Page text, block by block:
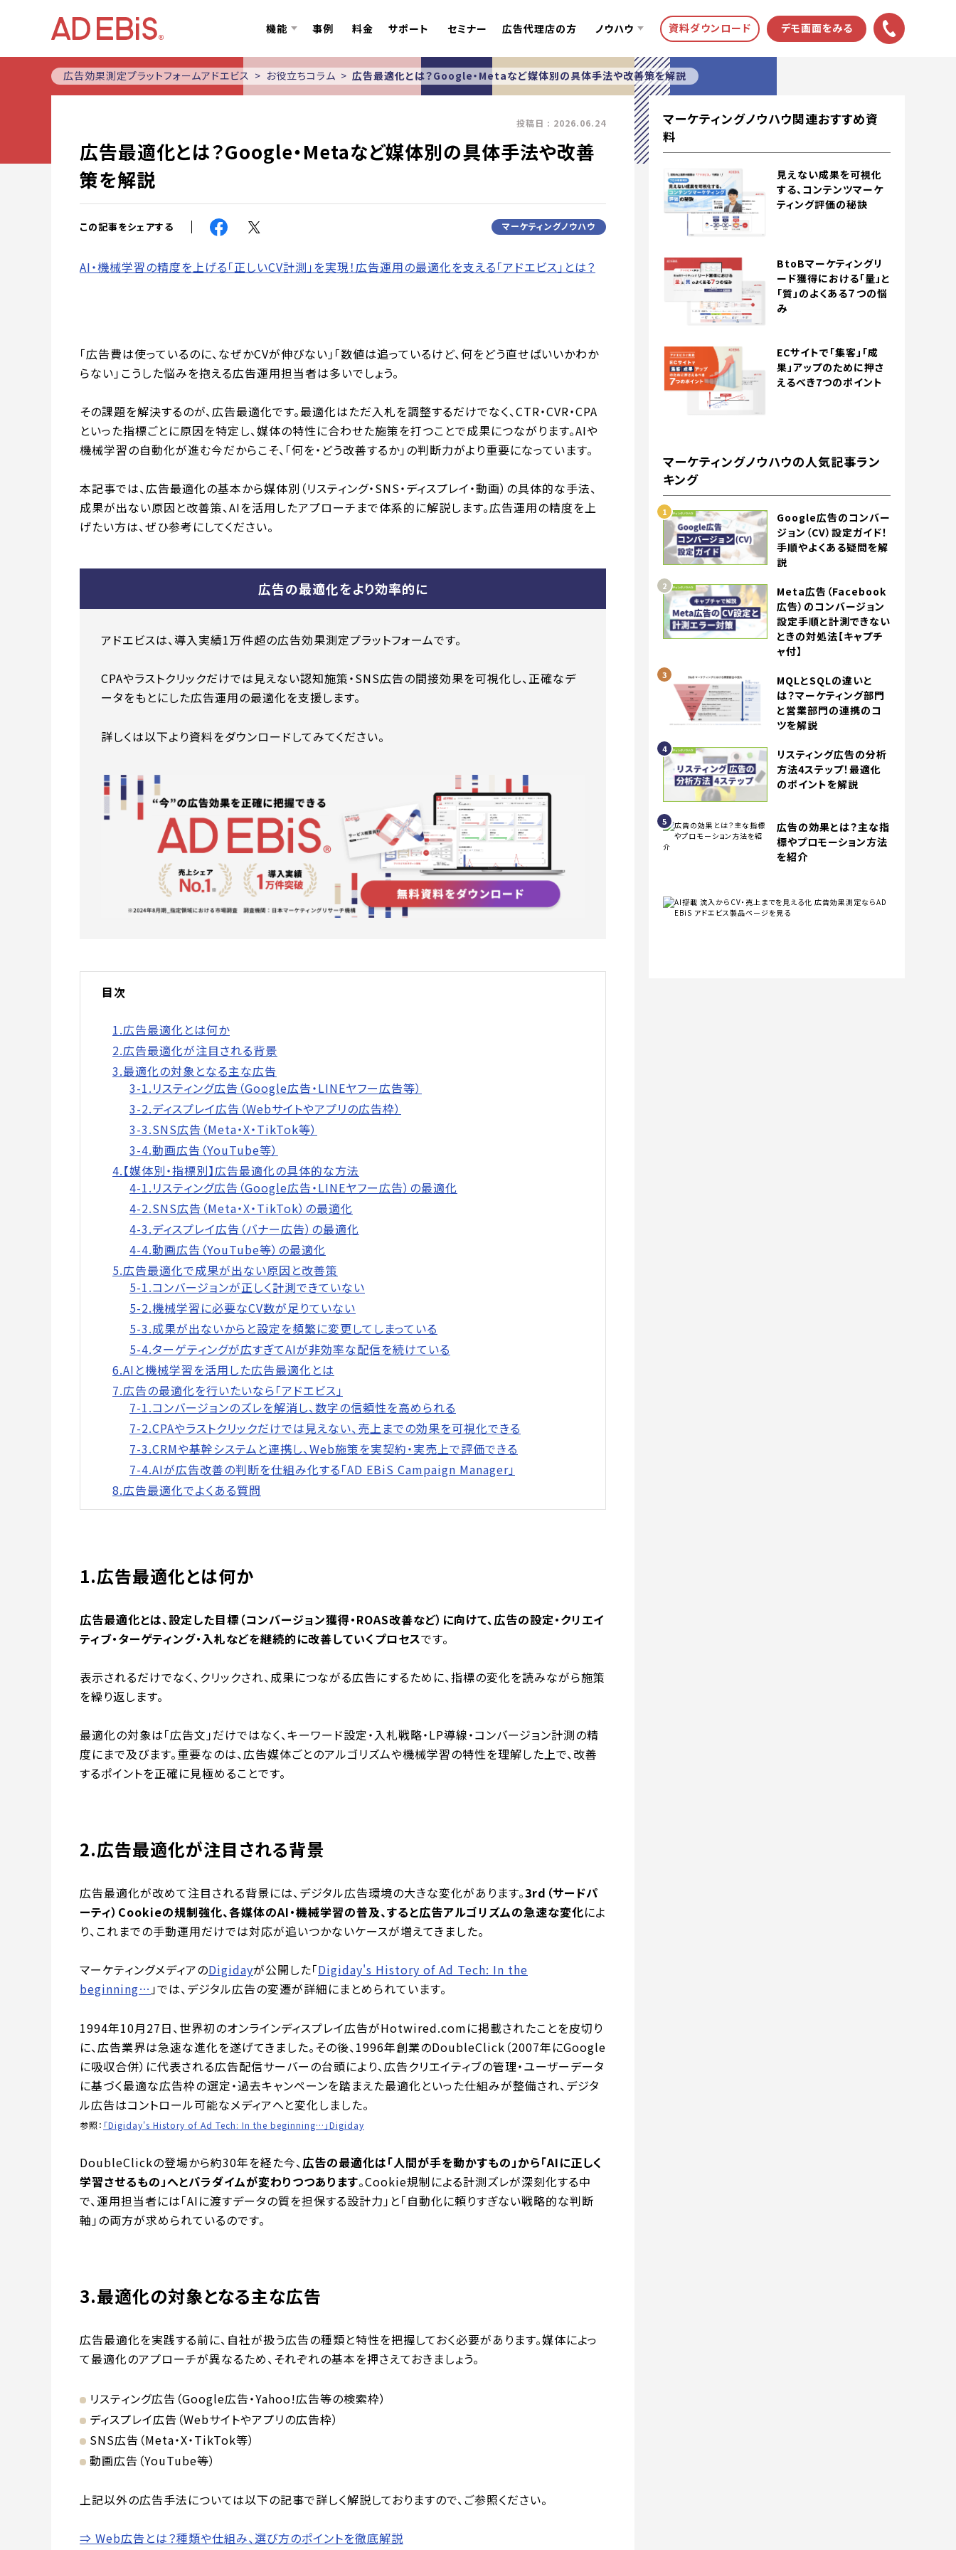
機能 事例 料金 サポート セミナー 広告代理店の方 ノウハウ 資料ダウンロード デモ画面をみる
広告効果測定プラットフォームアドエビス お役立ちコラム 広告最適化とは？Google・Metaなど媒体別の具体手法や改善策を解説
投稿日 : 2026.06.24
広告最適化とは？Google・Metaなど媒体別の具体手法や改善
策を解説
この記事をシェアする マーケティングノウハウ
AI・機械学習の精度を上げる「正しいCV計測」を実現！広告運用の最適化を支える「アドエビス」とは？
「広告費は使っているのに、なぜかCVが伸びない」「数値は追っているけど、何をどう直せばいいかわか
らない」――こうした悩みを抱える広告運用担当者は多いでしょう。
その課題を解決するのが、広告最適化です。最適化はただ入札を調整するだけでなく、CTR・CVR・CPA
といった指標ごとに原因を特定し、媒体の特性に合わせた施策を打つことで成果につながります。AIや
機械学習の自動化が進む今だからこそ、「何を・どう改善するか」の判断力がより重要になっています。
本記事では、広告最適化の基本から媒体別（リスティング・SNS・ディスプレイ・動画）の具体的な手法、
成果が出ない原因と改善策、AIを活用したアプローチまで体系的に解説します。広告運用の精度を上
げたい方は、ぜひ参考にしてください。
広告の最適化をより効率的に
アドエビスは、導入実績1万件超の広告効果測定プラットフォームです。
CPAやラストクリックだけでは見えない認知施策・SNS広告の間接効果を可視化し、正確なデ
ータをもとにした広告運用の最適化を支援します。
詳しくは以下より資料をダウンロードしてみてください。
目次
1.広告最適化とは何か
2.広告最適化が注目される背景
3.最適化の対象となる主な広告
3-1.リスティング広告（Google広告・LINEヤフー広告等）
3-2.ディスプレイ広告（Webサイトやアプリの広告枠）
3-3.SNS広告（Meta・X・TikTok等）
3-4.動画広告（YouTube等）
4.【媒体別・指標別】広告最適化の具体的な方法
4-1.リスティング広告（Google広告・LINEヤフー広告）の最適化
4-2.SNS広告（Meta・X・TikTok）の最適化
4-3.ディスプレイ広告（バナー広告）の最適化
4-4.動画広告（YouTube等）の最適化
5.広告最適化で成果が出ない原因と改善策
5-1.コンバージョンが正しく計測できていない
5-2.機械学習に必要なCV数が足りていない
5-3.成果が出ないからと設定を頻繁に変更してしまっている
5-4.ターゲティングが広すぎてAIが非効率な配信を続けている
6.AIと機械学習を活用した広告最適化とは
7.広告の最適化を行いたいなら「アドエビス」
7-1.コンバージョンのズレを解消し、数字の信頼性を高められる
7-2.CPAやラストクリックだけでは見えない、売上までの効果を可視化できる
7-3.CRMや基幹システムと連携し、Web施策を実契約・実売上で評価できる
7-4.AIが広告改善の判断を仕組み化する「AD EBiS Campaign Manager」
8.広告最適化でよくある質問
1.広告最適化とは何か
広告最適化とは、設定した目標（コンバージョン獲得・ROAS改善など）に向けて、広告の設定・クリエイ
ティブ・ターゲティング・入札などを継続的に改善していくプロセスです。
表示されるだけでなく、クリックされ、成果につながる広告にするために、指標の変化を読みながら施策
を繰り返します。
最適化の対象は「広告文」だけではなく、キーワード設定・入札戦略・LP導線・コンバージョン計測の精
度にまで及びます。重要なのは、広告媒体ごとのアルゴリズムや機械学習の特性を理解した上で、改善
するポイントを正確に見極めることです。
2.広告最適化が注目される背景
広告最適化が改めて注目される背景には、デジタル広告環境の大きな変化があります。3rd（サードパ
ーティ）Cookieの規制強化、各媒体のAI・機械学習の普及、すると広告アルゴリズムの急速な変化によ
り、これまでの手動運用だけでは対応が追いつかないケースが増えてきました。
マーケティングメディアのDigidayが公開した「Digiday's History of Ad Tech: In the
beginning…」では、デジタル広告の変遷が詳細にまとめられています。
1994年10月27日、世界初のオンラインディスプレイ広告がHotwired.comに掲載されたことを皮切り
に、広告業界は急速な進化を遂げてきました。その後、1996年創業のDoubleClick（2007年にGoogle
に吸収合併）に代表される広告配信サーバーの台頭により、広告クリエイティブの管理・ユーザーデータ
に基づく最適な広告枠の選定・過去キャンペーンを踏まえた最適化といった仕組みが整備され、デジタ
ル広告はコントロール可能なメディアへと変化しました。
参照： 「Digiday's History of Ad Tech: In the beginning…」Digiday
DoubleClickの登場から約30年を経た今、 広告の最適化は「人間が手を動かすもの」から「AIに正しく
学習させるもの」へとパラダイムが変わりつつあります。Cookie規制による計測ズレが深刻化する中
で、運用担当者には「AIに渡すデータの質を担保する設計力」と「自動化に頼りすぎない戦略的な判断
軸」の両方が求められているのです。
3.最適化の対象となる主な広告
広告最適化を実践する前に、自社が扱う広告の種類と特性を把握しておく必要があります。媒体によっ
て最適化のアプローチが異なるため、それぞれの基本を押さえておきましょう。
リスティング広告（Google広告・Yahoo!広告等の検索枠）
ディスプレイ広告（Webサイトやアプリの広告枠）
SNS広告（Meta・X・TikTok等）
動画広告（YouTube等）
上記以外の広告手法については以下の記事で詳しく解説しておりますので、ご参照ください。
⇒ Web広告とは？種類や仕組み、選び方のポイントを徹底解説
マーケティングノウハウ関連おすすめ資
料
見えない成果を可視化
する、コンテンツマーケ
ティング評価の秘訣
BtoBマーケティングリ
ード獲得における「量」と
「質」のよくある７つの悩
み
ECサイトで「集客」「成
果」アップのために押さ
えるべき7つのポイント
マーケティングノウハウの人気記事ラン
キング
Google広告のコンバー
ジョン（CV）設定ガイド！
手順やよくある疑問を解
説
Meta広告（Facebook
広告）のコンバージョン
設定手順と計測できない
ときの対処法【キャプチ
ャ付】
MQLとSQLの違いと
は？マーケティング部門
と営業部門の連携のコ
ツを解説
リスティング広告の分析
方法4ステップ！最適化
のポイントを解説
広告の効果とは？主な指
標やプロモーション方法
を紹介